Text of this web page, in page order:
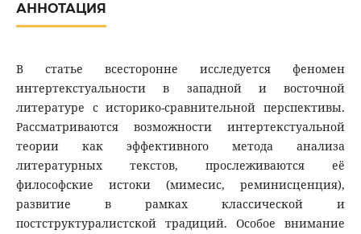
АННОТАЦИЯ
В статье всесторонне исследуется феномен
интертекстуальности в западной и восточной
литературе с историко-сравнительной перспективы.
Рассматриваются возможности интертекстуальной
теории как эффективного метода анализа
литературных текстов, прослеживаются её
философские истоки (мимесис, реминисценция),
развитие в рамках классической и
постструктуралистской традиций. Особое внимание